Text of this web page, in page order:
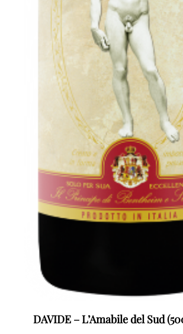
DAVIDE – L’Amabile del Sud